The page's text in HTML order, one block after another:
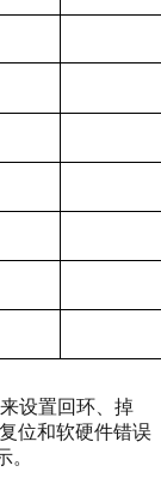
设置回环、掉
位和软硬件错误
。